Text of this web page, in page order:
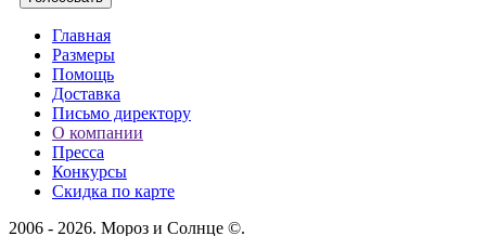
Главная
Размеры
Помощь
Доставка
Письмо директору
О компании
Пресса
Конкурсы
Скидка по карте
2006 - 2026. Мороз и Солнце ©.